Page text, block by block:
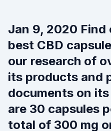
Jan 9, 2020 Find
best CBD
our research of
its products and
documents on
are 30 capsules
total of 300 mg